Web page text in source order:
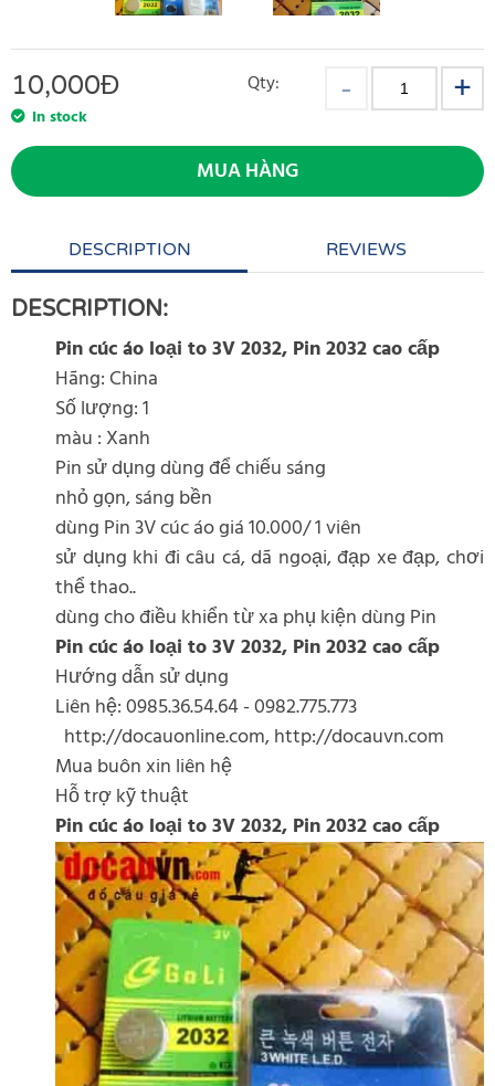
10,000Đ
In stock
Qty:
MUA HÀNG
DESCRIPTION REVIEWS
DESCRIPTION:
Pin cúc áo loại to 3V 2032, Pin 2032 cao cấp
Hãng: China
Số lượng: 1
màu : Xanh
Pin sử dụng dùng để chiếu sáng
nhỏ gọn, sáng bền
dùng Pin 3V cúc áo giá 10.000/ 1 viên
sử dụng khi đi câu cá, dã ngoại, đạp xe đạp, chơi
thể thao..
dùng cho điều khiển từ xa phụ kiện dùng Pin
Pin cúc áo loại to 3V 2032, Pin 2032 cao cấp
Hướng dẫn sử dụng
Liên hệ: 0985.36.54.64 - 0982.775.773
http://docauonline.com, http://docauvn.com
Mua buôn xin liên hệ
Hỗ trợ kỹ thuật
Pin cúc áo loại to 3V 2032, Pin 2032 cao cấp